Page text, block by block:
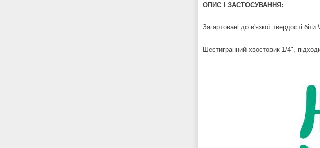
ОПИС І ЗАСТОСУВАННЯ:
Загартовані до в'язкої твердості
Шестигранний хвостовик 1/4",